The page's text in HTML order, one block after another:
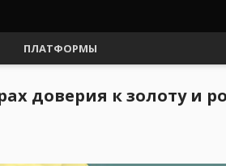
ПЛАТФОРМЫ
доверия к золоту и